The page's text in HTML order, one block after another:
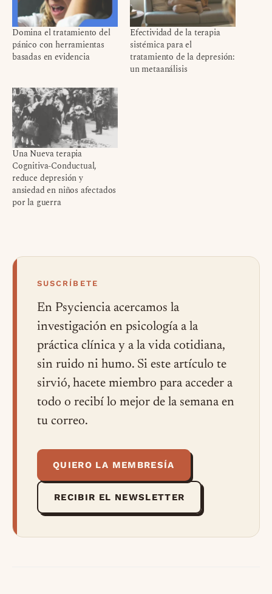
Domina el tratamiento del
pánico con herramientas
basadas en evidencia
Efectividad de la terapia
sistémica para el
tratamiento de la depresión:
un metaanálisis
Una Nueva terapia
Cognitiva-Conductual,
reduce depresión y
ansiedad en niños afectados
por la guerra
SUSCRÍBETE
En Psyciencia acercamos la
investigación en psicología a la
práctica clínica y a la vida cotidiana,
sin ruido ni humo. Si este artículo te
sirvió, hacete miembro para acceder a
todo o recibí lo mejor de la semana en
tu correo.
QUIERO LA MEMBRESÍA
RECIBIR EL NEWSLETTER